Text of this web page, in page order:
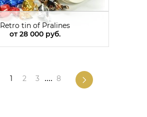
Retro tin of Pralines
от28 000 руб.
1 2 3 .... 8